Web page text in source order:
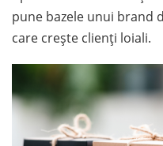
pune bazele unui brand
care crește clienți loiali.